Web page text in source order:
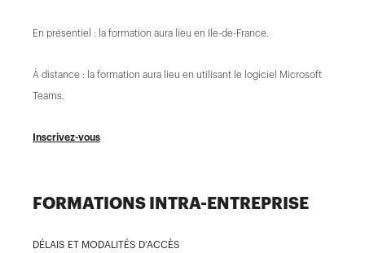
En présentiel : la formation aura lieu en Ile-de-France.
À distance : la formation aura lieu en utilisant le logiciel Microsoft
Teams.
Inscrivez-vous
FORMATIONS INTRA-ENTREPRISE
DÉLAIS ET MODALITÉS D’ACCÈS